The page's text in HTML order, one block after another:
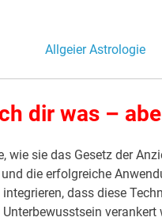
Allgeier Astrologie
dir was –
wie sie das Gesetz der
die erfolgreiche
integrieren, dass diese
Unterbewusstsein verankert